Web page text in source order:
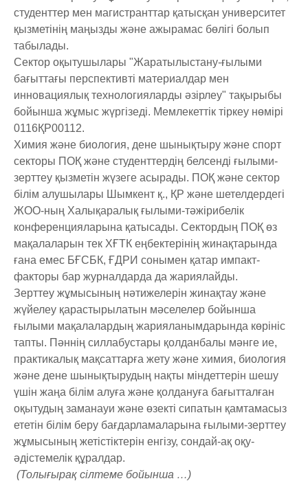
студенттер мен магистранттар қатысқан университет
қызметінің маңызды және ажырамас бөлігі болып
табылады.
Сектор оқытушылары "Жаратылыстану-ғылыми
бағыттағы перспективті материалдар мен
инновациялық технологияларды әзірлеу" тақырыбы
бойынша жұмыс жүргізеді. Мемлекеттік тіркеу нөмірі
0116ҚР00112.
Химия және биология, дене шынықтыру және спорт
секторы ПОҚ және студенттердің белсенді ғылыми-
зерттеу қызметін жүзеге асырады. ПОҚ және сектор
білім алушылары Шымкент қ., ҚР және шетелдердегі
ЖОО-ның Халықаралық ғылыми-тәжірибелік
конференцияларына қатысады. Сектордың ПОҚ өз
мақалаларын тек ХҒТК еңбектерінің жинақтарында
ғана емес БҒСБК, ҒДРИ сонымен қатар импакт-
факторы бар журналдарда да жариялайды.
Зерттеу жұмысының нәтижелерін жинақтау және
жүйелеу қарастырылатын мәселелер бойынша
ғылыми мақалалардың жарияланымдарында көрініс
тапты. Пәннің силлабустары қолданбалы мәнге ие,
практикалық мақсаттарға жету және химия, биология
және дене шынықтырудың нақты міндеттерін шешу
үшін жаңа білім алуға және қолдануға бағытталған
оқытудың заманауи және өзекті сипатын қамтамасыз
ететін білім беру бағдарламаларына ғылыми-зерттеу
жұмысының жетістіктерін енгізу, сондай-ақ оқу-
әдістемелік құралдар.
(Толығырақ сілтеме бойынша …)